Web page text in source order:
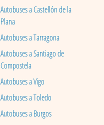
Autobuses a Castellón de la
Plana
Autobuses a Tarragona
Autobuses a Santiago de
Compostela
Autobuses a Vigo
Autobuses a Toledo
Autobuses a Burgos